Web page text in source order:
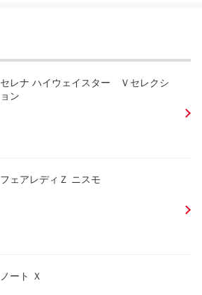
セレナ ハイウェイスター Ｖセレクシ
ョン
フェアレディＺ ニスモ
ノート Ｘ